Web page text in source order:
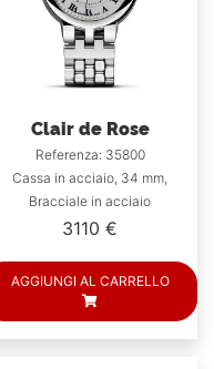
Clair de Rose
Referenza: 35800
Cassa in acciaio, 34 mm,
Bracciale in acciaio
3110 €
AGGIUNGI AL CARRELLO